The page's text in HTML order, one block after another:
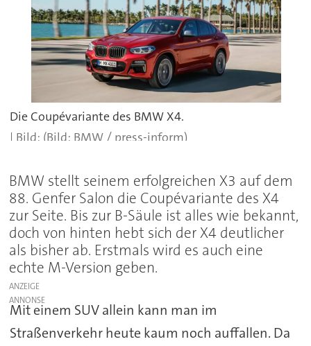
Die Coupévariante des BMW X4.
(Bild: BMW / press-inform)
BMW stellt seinem erfolgreichen X3 auf dem
88. Genfer Salon die Coupévariante des X4
zur Seite. Bis zur B-Säule ist alles wie bekannt,
doch von hinten hebt sich der X4 deutlicher
als bisher ab. Erstmals wird es auch eine
echte M-Version geben.
ANZEIGE
Mit einem SUV allein kann man im
Straßenverkehr heute kaum noch auffallen. Da